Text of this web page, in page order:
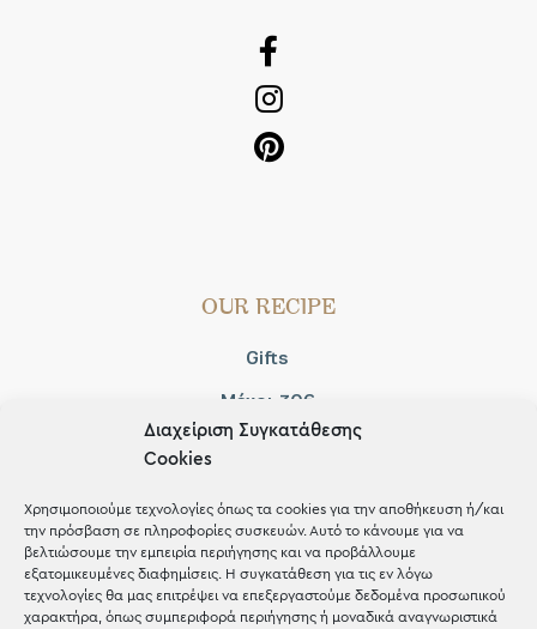
Διαχείριση Συγκατάθεσης
Cookies
Χρησιμοποιούμε τεχνολογίες όπως τα cookies για την αποθήκευση ή/και
την πρόσβαση σε πληροφορίες συσκευών. Αυτό το κάνουμε για να
βελτιώσουμε την εμπειρία περιήγησης και να προβάλλουμε
εξατομικευμένες διαφημίσεις. Η συγκατάθεση για τις εν λόγω
τεχνολογίες θα μας επιτρέψει να επεξεργαστούμε δεδομένα προσωπικού
χαρακτήρα, όπως συμπεριφορά περιήγησης ή μοναδικά αναγνωριστικά
OUR RECIPE
Gifts
Μέχρι 30€
Blog